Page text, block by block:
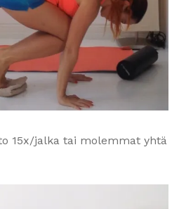
15x/jalka tai molemmat yhtä